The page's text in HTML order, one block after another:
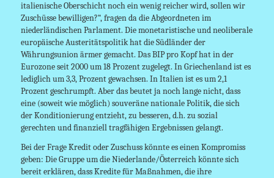
italienische Oberschicht noch ein wenig reicher wird, sollen wir
Zuschüsse bewilligen?“, fragen da die Abgeordneten im
niederländischen Parlament. Die monetaristische und neoliberale
europäische Austeritätspolitik hat die Südländer der
Währungsunion ärmer gemacht. Das BIP pro Kopf hat in der
Eurozone seit 2000 um 18 Prozent zugelegt. In Griechenland ist es
lediglich um 3,3, Prozent gewachsen. In Italien ist es um 2,1
Prozent geschrumpft. Aber das beutet ja noch lange nicht, dass
eine (soweit wie möglich) souveräne nationale Politik, die sich
der Konditionierung entzieht, zu besseren, d.h. zu sozial
gerechten und finanziell tragfähigen Ergebnissen gelangt.
Bei der Frage Kredit oder Zuschuss könnte es einen Kompromiss
geben: Die Gruppe um die Niederlande/Österreich könnte sich
bereit erklären, dass Kredite für Maßnahmen, die ihre